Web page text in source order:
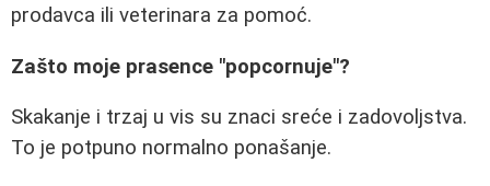
prodavca ili veterinara za pomoć.
Zašto moje prasence "popcornuje"?
Skakanje i trzaj u vis su znaci sreće i zadovoljstva.
To je potpuno normalno ponašanje.